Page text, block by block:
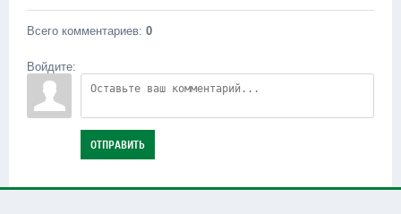
Всего комментариев: 0
Войдите:
ОТПРАВИТЬ